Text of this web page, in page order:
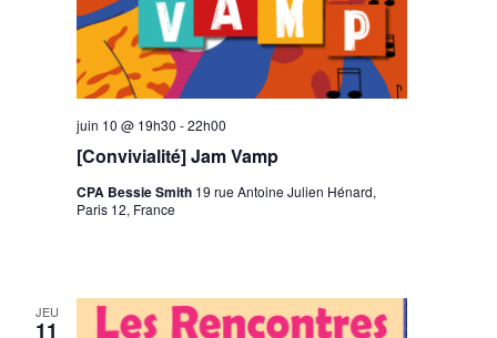
[Convivialité] Jam Vamp
juin 10 @ 19h30 -22h00
CPA Bessie Smith 19 rue Antoine Julien Hénard,
Paris 12, France
JEU
11